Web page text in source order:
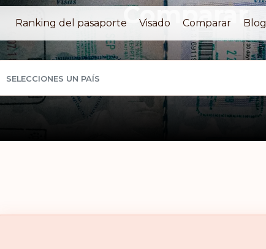
Ranking del pasaporte Visado Comparar Blog
Comparar
SELECCIONES UN PAÍS